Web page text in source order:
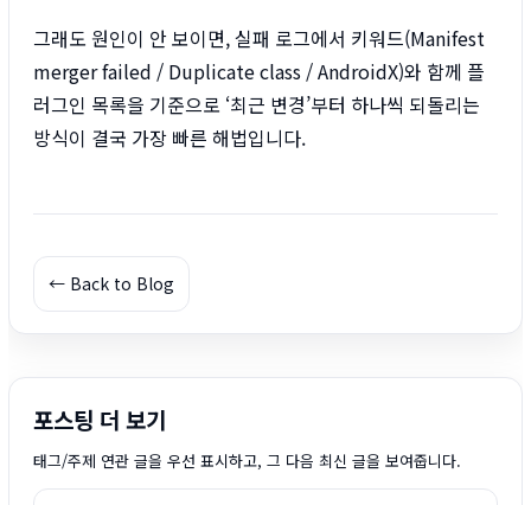
그래도 원인이 안 보이면, 실패 로그에서 키워드(Manifest
merger failed / Duplicate class / AndroidX)와 함께 플
러그인 목록을 기준으로 ‘최근 변경’부터 하나씩 되돌리는
방식이 결국 가장 빠른 해법입니다.
← Back to Blog
포스팅 더 보기
태그/주제 연관 글을 우선 표시하고, 그 다음 최신 글을 보여줍니다.